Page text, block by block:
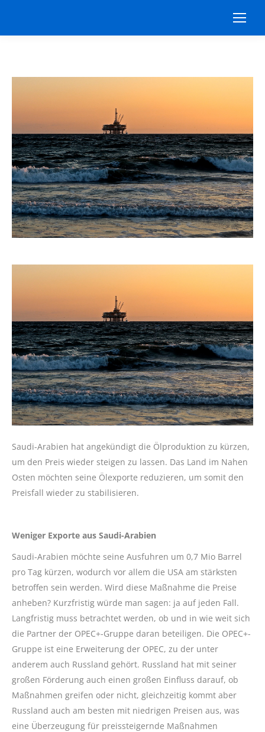
Saudi-Arabien hat angekündigt die Ölproduktion zu kürzen,
um den Preis wieder steigen zu lassen. Das Land im Nahen
Osten möchten seine Ölexporte reduzieren, um somit den
Preisfall wieder zu stabilisieren.
Weniger Exporte aus Saudi-Arabien
Saudi-Arabien möchte seine Ausfuhren um 0,7 Mio Barrel
pro Tag kürzen, wodurch vor allem die USA am stärksten
betroffen sein werden. Wird diese Maßnahme die Preise
anheben? Kurzfristig würde man sagen: ja auf jeden Fall.
Langfristig muss betrachtet werden, ob und in wie weit sich
die Partner der OPEC+-Gruppe daran beteiligen. Die OPEC+-
Gruppe ist eine Erweiterung der OPEC, zu der unter
anderem auch Russland gehört. Russland hat mit seiner
großen Förderung auch einen großen Einfluss darauf, ob
Maßnahmen greifen oder nicht, gleichzeitig kommt aber
Russland auch am besten mit niedrigen Preisen aus, was
eine Überzeugung für preissteigernde Maßnahmen